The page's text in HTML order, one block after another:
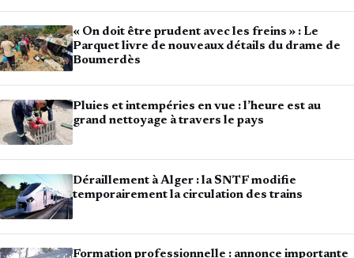
« On doit être prudent avec les freins » : Le
Parquet livre de nouveaux détails du drame de
Boumerdès
Pluies et intempéries en vue : l’heure est au
grand nettoyage à travers le pays
Déraillement à Alger : la SNTF modifie
temporairement la circulation des trains
Formation professionnelle : annonce importante